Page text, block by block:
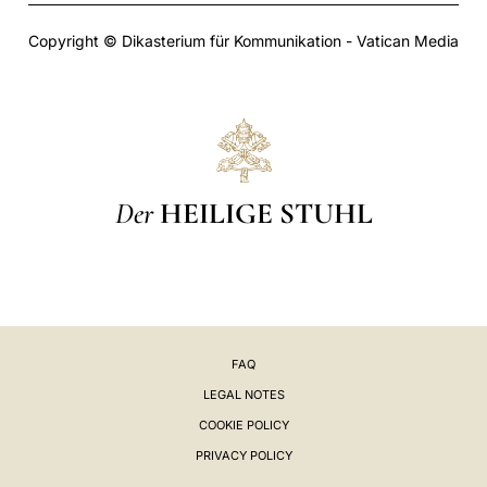
Copyright © Dikasterium für Kommunikation - Vatican Media
Der HEILIGE STUHL
FAQ
LEGAL NOTES
COOKIE POLICY
PRIVACY POLICY